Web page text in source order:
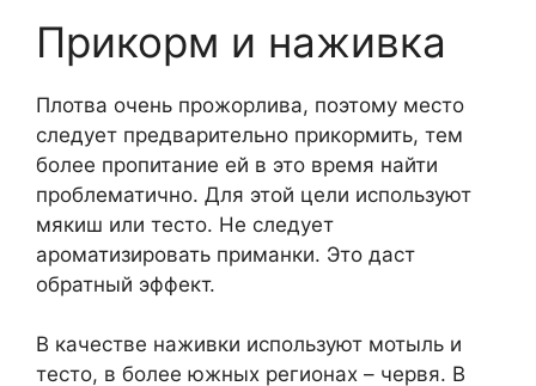
Прикорм и наживка
Плотва очень прожорлива, поэтому место
следует предварительно прикормить, тем
более пропитание ей в это время найти
проблематично. Для этой цели используют
мякиш или тесто. Не следует
ароматизировать приманки. Это даст
обратный эффект.
В качестве наживки используют мотыль и
тесто, в более южных регионах – червя. В